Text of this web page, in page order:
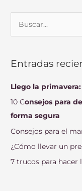
c
r
:
Entradas
Llego la
10 Consejos para
forma segura
Consejos para el
¿Cómo llevar un
7 trucos para hacer